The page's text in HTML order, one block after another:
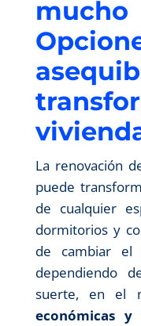
La renovación
puede
de cualquier
dormitorios y
de cambiar el
dependiendo
suerte, en el
económicas y